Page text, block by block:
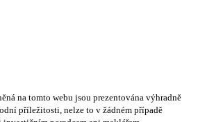
na tomto webu jsou prezentována výhradně
příležitosti, nelze to v žádném případě